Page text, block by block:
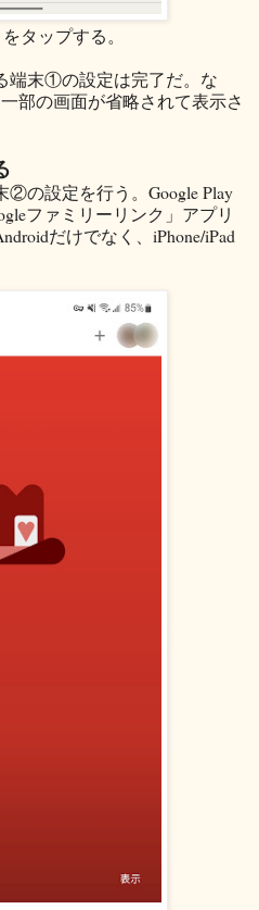
タップする。
端末①の設定は完了だ。な
部の画面が省略されて表示さ
②の設定を行う。Google Play
ファミリーリンク」アプリ
だけでなく、iPhone/iPad